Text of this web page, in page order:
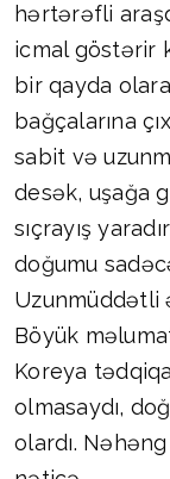
hərtərəfli
icmal göstərir
bir qayda
bağçalarına
sabit və
desək, uşağa
sıçrayış
doğumu
Uzunmüddətli
Böyük
Koreya
olmasaydı,
olardı.